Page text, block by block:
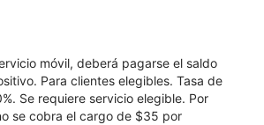
móvil, deberá pagarse el saldo
Para clientes elegibles. Tasa de
Se requiere servicio elegible. Por
se cobra el cargo de $35 por